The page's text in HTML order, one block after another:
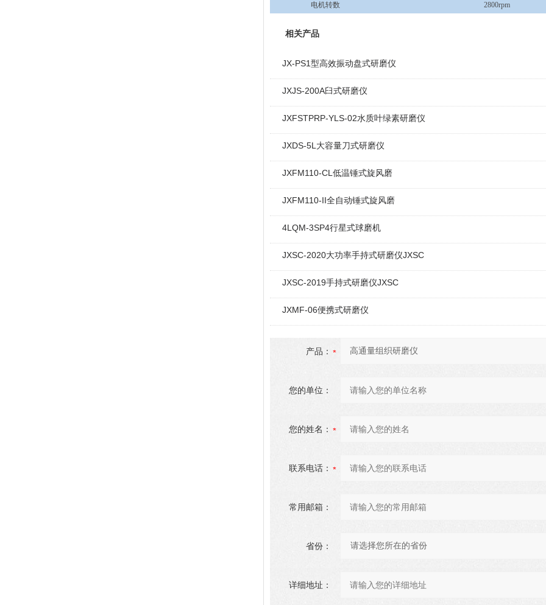
电机转数
2800rpm
相关产品
JX-PS1型高效振动盘式研磨仪
JXJS-200A臼式研磨仪
JXFSTPRP-YLS-02水质叶绿素研磨仪
JXDS-5L大容量刀式研磨仪
JXFM110-CL低温锤式旋风磨
JXFM110-II全自动锤式旋风磨
4LQM-3SP4行星式球磨机
JXSC-2020大功率手持式研磨仪JXSC
JXSC-2019手持式研磨仪JXSC
JXMF-06便携式研磨仪
产品：
您的单位：
您的姓名：
联系电话：
常用邮箱：
省份：
详细地址：